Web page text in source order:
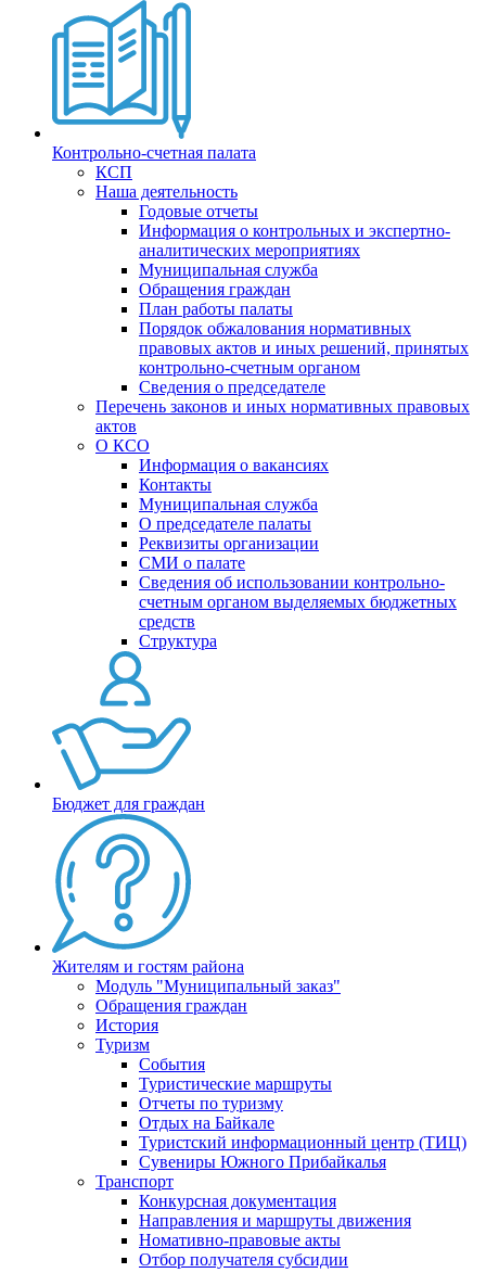
Контрольно-счетная палата
КСП
Наша деятельность
Годовые отчеты
Информация о контрольных и экспертно-
аналитических мероприятиях
Муниципальная служба
Обращения граждан
План работы палаты
Порядок обжалования нормативных
правовых актов и иных решений, принятых
контрольно-счетным органом
Сведения о председателе
Перечень законов и иных нормативных правовых
актов
О КСО
Информация о вакансиях
Контакты
Муниципальная служба
О председателе палаты
Реквизиты организации
СМИ о палате
Сведения об использовании контрольно-
счетным органом выделяемых бюджетных
средств
Структура
Бюджет для граждан
Жителям и гостям района
Модуль "Муниципальный заказ"
Обращения граждан
История
Туризм
События
Туристические маршруты
Отчеты по туризму
Отдых на Байкале
Туристский информационный центр (ТИЦ)
Сувениры Южного Прибайкалья
Транспорт
Конкурсная документация
Направления и маршруты движения
Номативно-правовые акты
Отбор получателя субсидии